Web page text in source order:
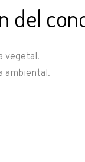
del
vegetal.
ambiental.